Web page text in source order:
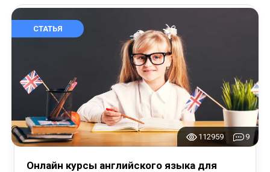
СТАТЬЯ
112959 9
Онлайн курсы английского языка для